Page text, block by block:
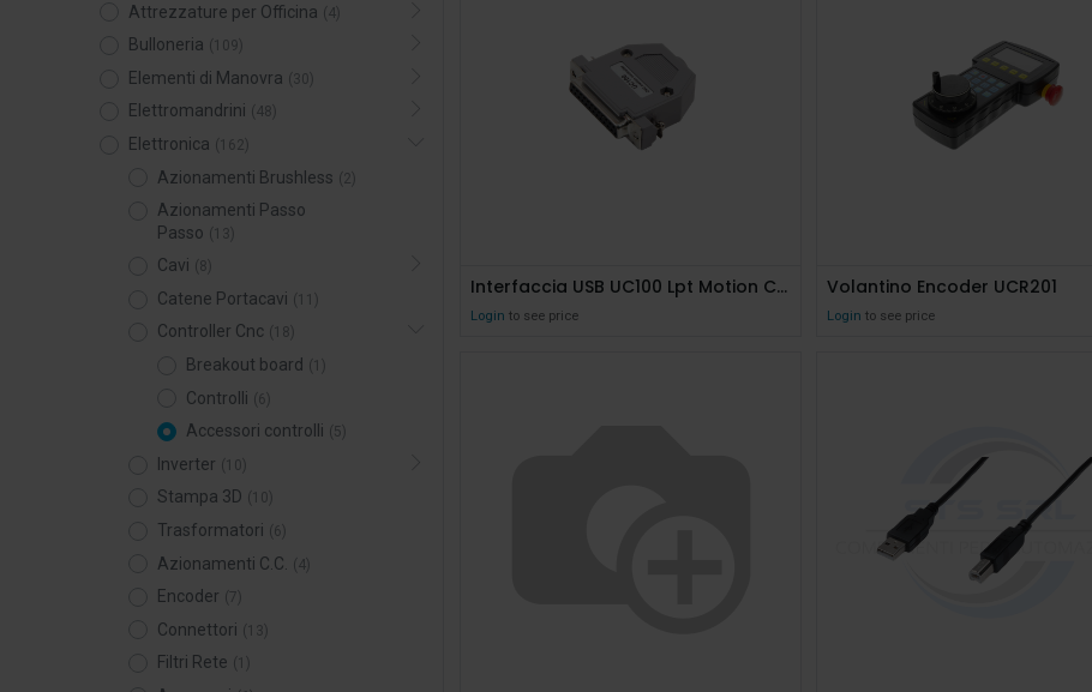
Attrezzature per Officina (4)
Bulloneria (109)
Elementi di Manovra (30)
Elettromandrini (48)
Elettronica (162)
Azionamenti Brushless (2)
Azionamenti Passo
Passo (13)
Cavi (8)
Catene Portacavi (11)
Controller Cnc (18)
Breakout board (1)
Controlli (6)
Accessori controlli (5)
Inverter (10)
Stampa 3D (10)
Trasformatori (6)
Azionamenti C.C. (4)
Encoder (7)
Connettori (13)
Filtri Rete (1)
Interfaccia USB UC100 Lpt Motion Controller
Login to see price
Volantino Encoder UCR201
Login to see price